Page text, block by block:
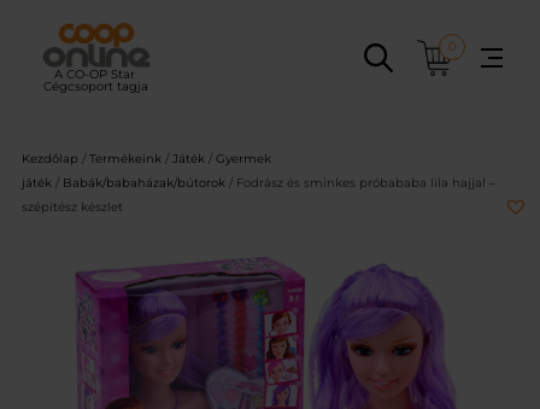
tartalomhoz
0
Kezdőlap / Termékeink / Játék / Gyermek
játék / Babák/babaházak/bútorok / Fodrász és sminkes próbababa lila hajjal –
szépítész készlet